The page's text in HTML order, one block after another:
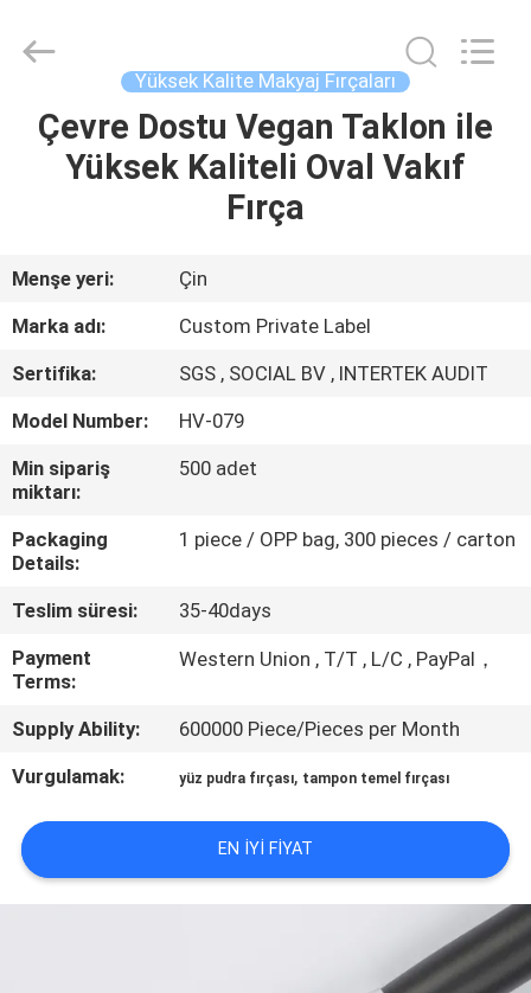
EV
HAKKIMIZDA
FABRIKA
TURU
KALITE
KONTROL
SITE
HARITASI
PRIVACY
POLICY
Reserved.
Yüksek Kalite Makyaj Fırçaları
Çevre Dostu Vegan Taklon ile
Yüksek Kaliteli Oval Vakıf
Fırça
Menşe yeri:
Çin
Marka adı:
Custom Private Label
Sertifika:
SGS , SOCIAL BV , INTERTEK AUDIT
Model Number:
HV-079
Min sipariş
miktarı:
500 adet
Packaging
Details:
1 piece / OPP bag, 300 pieces / carton
Teslim süresi:
35-40days
Payment
Terms:
Western Union , T/T , L/C , PayPal，
Supply Ability:
600000 Piece/Pieces per Month
Vurgulamak:
yüz pudra fırçası, tampon temel fırçası
EN IYI FIYAT